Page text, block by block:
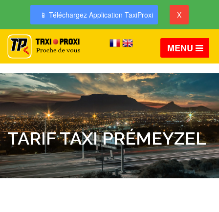
📱 Téléchargez Application TaxiProxi X
MENU
TARIF TAXI PRÉMEYZEL